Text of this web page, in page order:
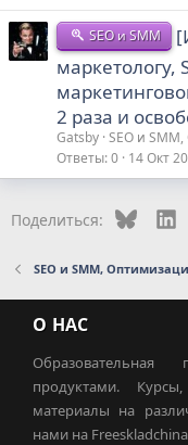
SEO и SMM
маркетологу,
2 раза и
Gatsby SEO и
Ответы 0 14 Окт
Поделиться: Bluesky
SEO и SMM,
О НАС
продуктами.
материалы на
нами на